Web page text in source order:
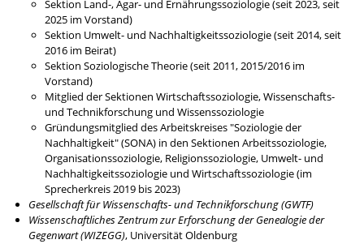
Sektion Land-, Agar- und Ernährungssoziologie (seit 2023, seit
2025 im Vorstand)
Sektion Umwelt- und Nachhaltigkeitssoziologie (seit 2014, seit
2016 im Beirat)
Sektion Soziologische Theorie (seit 2011, 2015/2016 im
Vorstand)
Mitglied der Sektionen Wirtschaftssoziologie, Wissenschafts-
und Technikforschung und Wissenssoziologie
Gründungsmitglied des Arbeitskreises "Soziologie der
Nachhaltigkeit" (SONA) in den Sektionen Arbeitssoziologie,
Organisationssoziologie, Religionssoziologie, Umwelt- und
Nachhaltigkeitssoziologie und Wirtschaftssoziologie (im
Sprecherkreis 2019 bis 2023)
Gesellschaft für Wissenschafts- und Technikforschung (GWTF)
Wissenschaftliches Zentrum zur Erforschung der Genealogie der
Gegenwart (WIZEGG), Universität Oldenburg